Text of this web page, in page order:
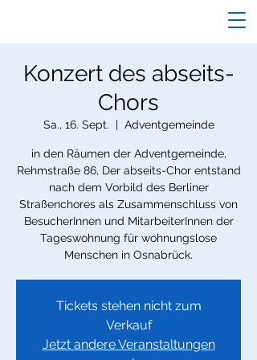
Konzert des abseits-
Chors
Sa., 16. Sept.
  |
Adventgemeinde
in den Räumen der Adventgemeinde,
Rehmstraße 86, Der abseits-Chor entstand
nach dem Vorbild des Berliner
Straßenchores als Zusammenschluss von
BesucherInnen und MitarbeiterInnen der
Tageswohnung für wohnungslose
Tickets stehen nicht zum
Verkauf
Jetzt andere Veranstaltungen